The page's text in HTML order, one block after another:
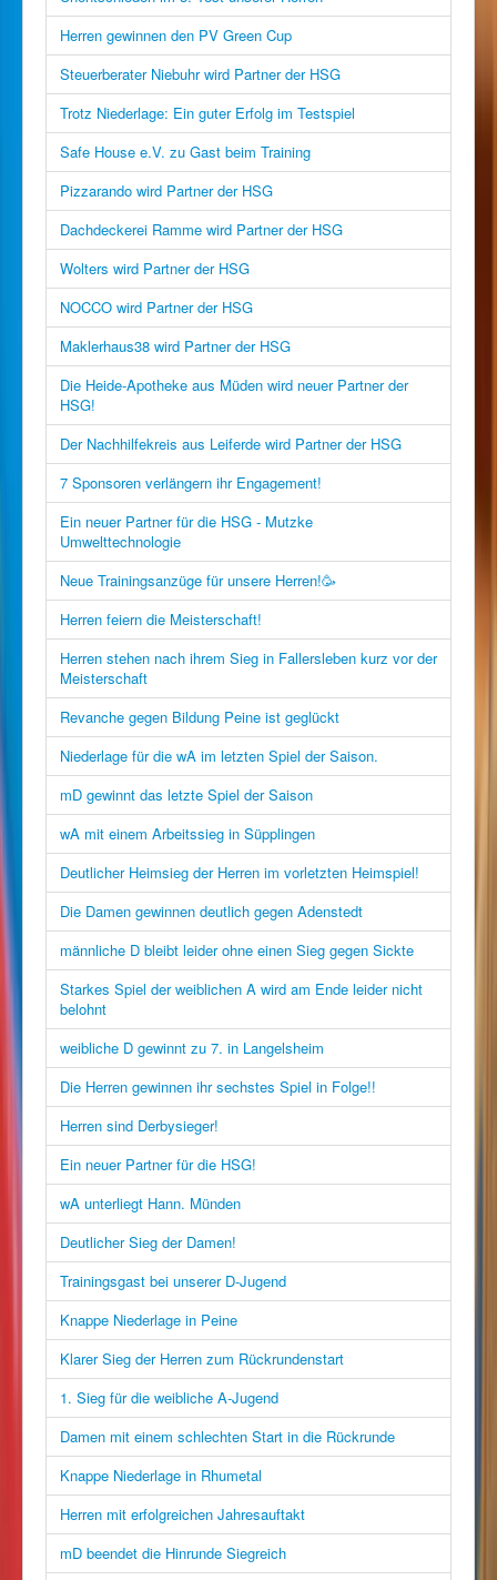
Herren gewinnen den PV Green Cup
Steuerberater Niebuhr wird Partner der HSG
Trotz Niederlage: Ein guter Erfolg im Testspiel
Safe House e.V. zu Gast beim Training
Pizzarando wird Partner der HSG
Dachdeckerei Ramme wird Partner der HSG
Wolters wird Partner der HSG
NOCCO wird Partner der HSG
Maklerhaus38 wird Partner der HSG
Die Heide-Apotheke aus Müden wird neuer Partner der
HSG!
Der Nachhilfekreis aus Leiferde wird Partner der HSG
7 Sponsoren verlängern ihr Engagement!
Ein neuer Partner für die HSG - Mutzke
Umwelttechnologie
Neue Trainingsanzüge für unsere Herren!🥳
Herren feiern die Meisterschaft!
Herren stehen nach ihrem Sieg in Fallersleben kurz vor der
Meisterschaft
Revanche gegen Bildung Peine ist geglückt
Niederlage für die wA im letzten Spiel der Saison.
mD gewinnt das letzte Spiel der Saison
wA mit einem Arbeitssieg in Süpplingen
Deutlicher Heimsieg der Herren im vorletzten Heimspiel!
Die Damen gewinnen deutlich gegen Adenstedt
männliche D bleibt leider ohne einen Sieg gegen Sickte
Starkes Spiel der weiblichen A wird am Ende leider nicht
belohnt
weibliche D gewinnt zu 7. in Langelsheim
Die Herren gewinnen ihr sechstes Spiel in Folge!!
Herren sind Derbysieger!
Ein neuer Partner für die HSG!
wA unterliegt Hann. Münden
Deutlicher Sieg der Damen!
Trainingsgast bei unserer D-Jugend
Knappe Niederlage in Peine
Klarer Sieg der Herren zum Rückrundenstart
1. Sieg für die weibliche A-Jugend
Damen mit einem schlechten Start in die Rückrunde
Knappe Niederlage in Rhumetal
Herren mit erfolgreichen Jahresauftakt
mD beendet die Hinrunde Siegreich